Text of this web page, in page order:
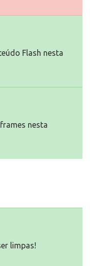
Flash nesta
nesta
limpas!